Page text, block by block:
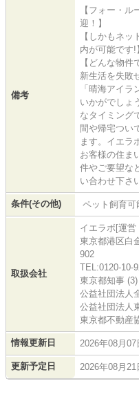
備考
【フォー・
迎！】
【しかもネ
内が可能です!
【どんな物件
新生活を失敗
「晴海アイ
いかがでしょ
なタイミング
間や帰宅つい
ます。イエラ
お客様の住ま
件やご要望な
い合わせ下さ
条件(その他) ペット飼育可
取扱会社
イエラボ[運営
東京都港区白
902
TEL:0120-10-
東京都知事
公益社団法人
公益社団法人
東京都不動産
情報更新日 2026年08月07
更新予定日 2026年08月21